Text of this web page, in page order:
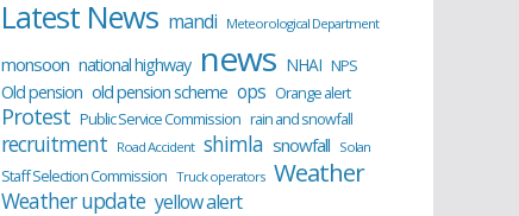
Latest News mandi Meteorological Department
monsoon national highway news NHAI NPS
Old pension old pension scheme ops Orange alert
Protest Public Service Commission rain and snowfall
recruitment Road Accident shimla snowfall Solan
Staff Selection Commission Truck operators Weather
Weather update yellow alert